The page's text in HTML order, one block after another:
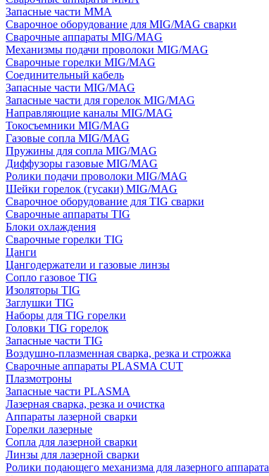
Запасные части MMA
Сварочное оборудование для MIG/MAG сварки
Сварочные аппараты MIG/MAG
Механизмы подачи проволоки MIG/MAG
Сварочные горелки MIG/MAG
Соединительный кабель
Запасные части MIG/MAG
Запасные части для горелок MIG/MAG
Направляющие каналы MIG/MAG
Токосъемники MIG/MAG
Газовые сопла MIG/MAG
Пружины для сопла MIG/MAG
Диффузоры газовые MIG/MAG
Ролики подачи проволоки MIG/MAG
Шейки горелок (гусаки) MIG/MAG
Сварочное оборудование для TIG сварки
Сварочные аппараты TIG
Блоки охлаждения
Сварочные горелки TIG
Цанги
Цангодержатели и газовые линзы
Сопло газовое TIG
Изоляторы TIG
Заглушки TIG
Наборы для TIG горелки
Головки TIG горелок
Запасные части TIG
Воздушно-плазменная сварка, резка и строжка
Сварочные аппараты PLASMA CUT
Плазмотроны
Запасные части PLASMA
Лазерная сварка, резка и очистка
Аппараты лазерной сварки
Горелки лазерные
Сопла для лазерной сварки
Линзы для лазерной сварки
Ролики подающего механизма для лазерного аппарата